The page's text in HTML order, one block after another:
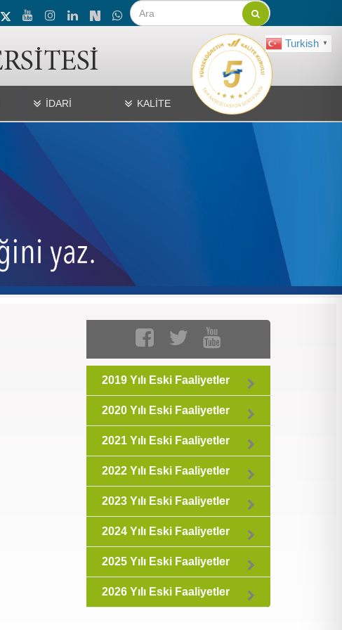
Turkish ▼
İDARİ KALİTE
2019 Yılı Eski Faaliyetler
2020 Yılı Eski Faaliyetler
2021 Yılı Eski Faaliyetler
2022 Yılı Eski Faaliyetler
2023 Yılı Eski Faaliyetler
2024 Yılı Eski Faaliyetler
2025 Yılı Eski Faaliyetler
2026 Yılı Eski Faaliyetler